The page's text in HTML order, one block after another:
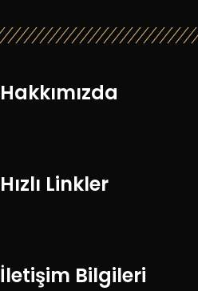
Hakkımızda
Hızlı Linkler
İletişim Bilgileri